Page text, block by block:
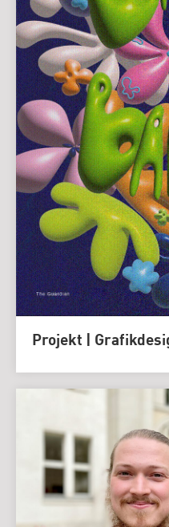
Projekt |